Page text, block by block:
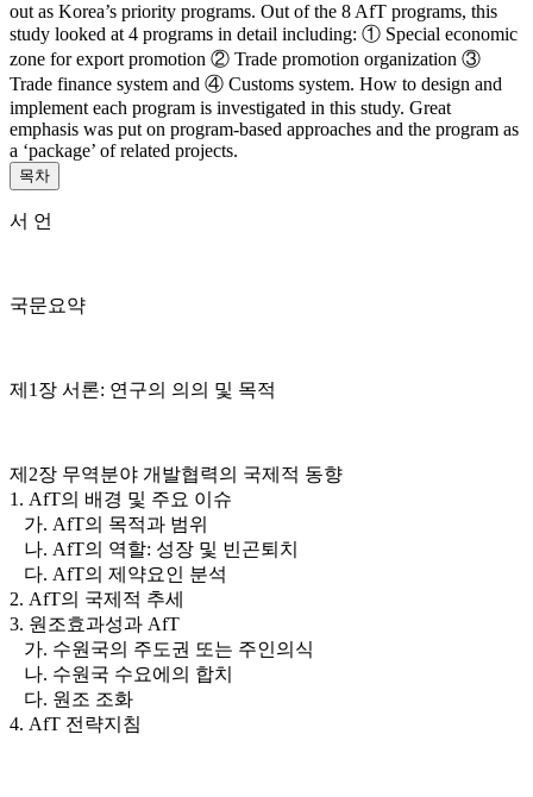
out as Korea’s priority programs. Out of the 8 AfT programs, this
study looked at 4 programs in detail including: ① Special economic
zone for export promotion ② Trade promotion organization ③
Trade finance system and ④ Customs system. How to design and
implement each program is investigated in this study. Great
emphasis was put on program-based approaches and the program as
a ‘package’ of related projects.
목차
서 언
국문요약
제1장 서론: 연구의 의의 및 목적
제2장 무역분야 개발협력의 국제적 동향
1. AfT의 배경 및 주요 이슈
가. AfT의 목적과 범위
나. AfT의 역할: 성장 및 빈곤퇴치
다. AfT의 제약요인 분석
2. AfT의 국제적 추세
3. 원조효과성과 AfT
가. 수원국의 주도권 또는 주인의식
나. 수원국 수요에의 합치
다. 원조 조화
4. AfT 전략지침